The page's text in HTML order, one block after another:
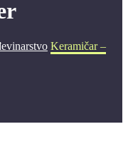
Keramičar –